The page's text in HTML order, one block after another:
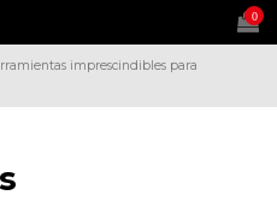
0
imprescindibles para